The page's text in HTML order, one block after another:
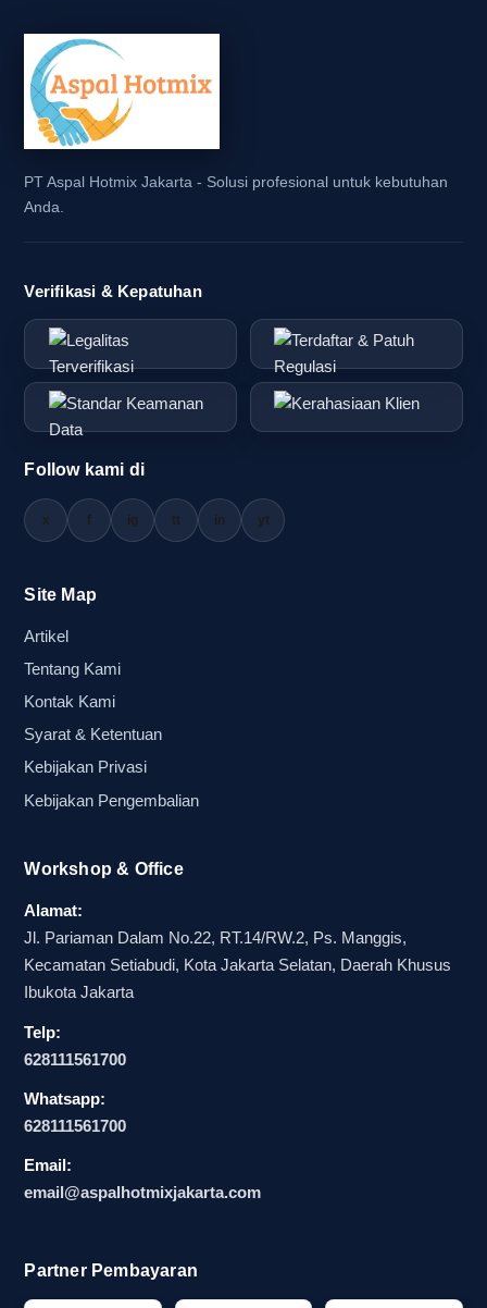
PT Aspal Hotmix Jakarta - Solusi profesional untuk kebutuhan
Anda.
Verifikasi & Kepatuhan
Follow kami di
x f ig tt in yt
Site Map
Artikel
Tentang Kami
Kontak Kami
Syarat & Ketentuan
Kebijakan Privasi
Kebijakan Pengembalian
Workshop & Office
Alamat:
Jl. Pariaman Dalam No.22, RT.14/RW.2, Ps. Manggis,
Kecamatan Setiabudi, Kota Jakarta Selatan, Daerah Khusus
Ibukota Jakarta
Telp:
628111561700
Whatsapp:
628111561700
Email:
email@aspalhotmixjakarta.com
Partner Pembayaran